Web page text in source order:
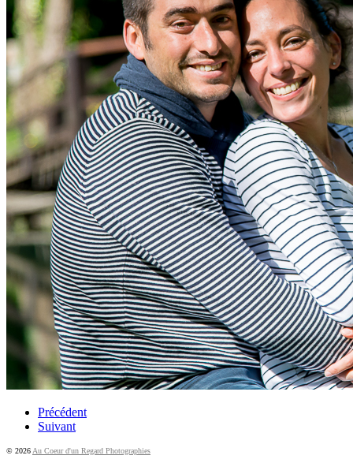
Précédent
Suivant
© 2026 Au Coeur d'un Regard Photographies